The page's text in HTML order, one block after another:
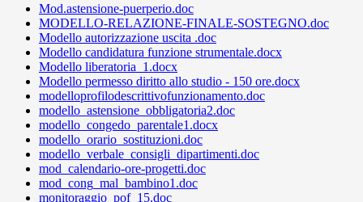
Mod.astensione-puerperio.doc
MODELLO-RELAZIONE-FINALE-SOSTEGNO.doc
Modello autorizzazione uscita .doc
Modello candidatura funzione strumentale.docx
Modello liberatoria_1.docx
Modello permesso diritto allo studio - 150 ore.docx
modelloprofilodescrittivofunzionamento.doc
modello_astensione_obbligatoria2.doc
modello_congedo_parentale1.docx
modello_orario_sostituzioni.doc
modello_verbale_consigli_dipartimenti.doc
mod_calendario-ore-progetti.doc
mod_cong_mal_bambino1.doc
monitoraggio_pof_15.doc